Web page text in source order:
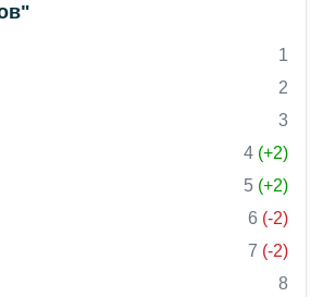
1
2
3
4 (+2)
5 (+2)
6 (-2)
7 (-2)
8